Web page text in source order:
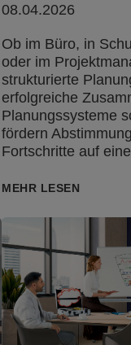
08.04.2026
Ob im Büro, in
oder im
strukturierte
erfolgreiche
Planungssysteme
fördern
Fortschritte auf
MEHR LESEN